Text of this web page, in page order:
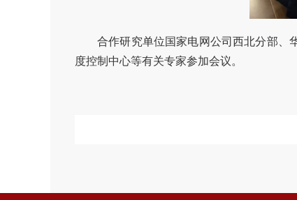
合作研究单位国家电网公司西北分部、
度控制中心等有关专家参加会议。